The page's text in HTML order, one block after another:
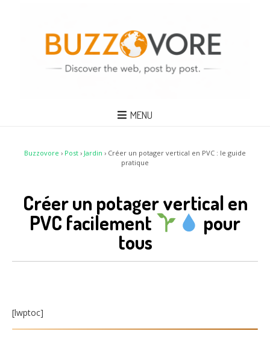
MENU
Buzzovore › Post › Jardin › Créer un potager vertical en PVC : le guide
pratique
Créer un potager vertical en
PVC facilement
pour
tous
[lwptoc]